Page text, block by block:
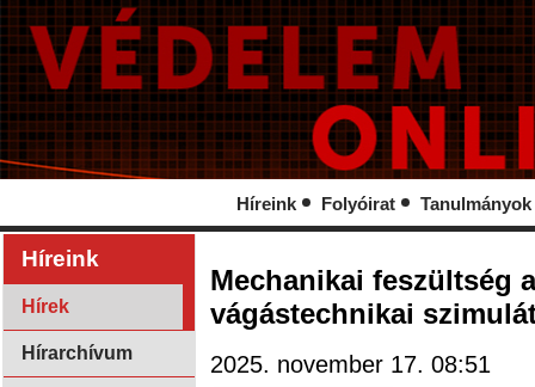
Híreink Folyóirat Tanulmányok
Híreink
Hírek
Hírarchívum
Mechanikai feszültség
vágástechnikai
2025. november 17. 08:51